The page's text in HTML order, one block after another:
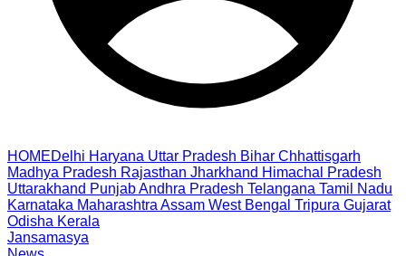
HOMEDelhi Haryana Uttar Pradesh Bihar Chhattisgarh
Madhya Pradesh Rajasthan Jharkhand Himachal Pradesh
Uttarakhand PunjabAndhra Pradesh Telangana Tamil Nadu
Karnataka Maharashtra Assam West Bengal Tripura Gujarat
Odisha Kerala
Jansamasya